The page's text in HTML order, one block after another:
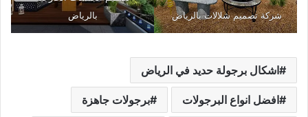
شركة تصميم شلالات بالرياض
بالرياض
اشكال برجولة حديد في الرياض
افضل انواع البرجولات برجولات جاهزة